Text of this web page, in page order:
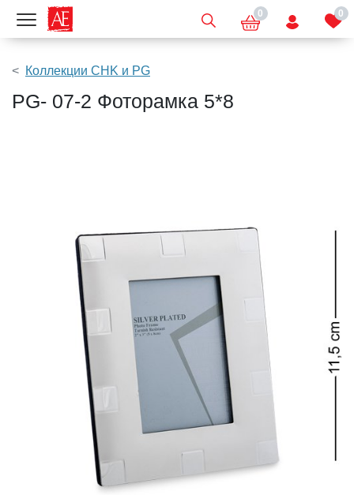
Показать меню 0 0
Коллекции CHK и PG
PG- 07-2 Фоторамка 5*8